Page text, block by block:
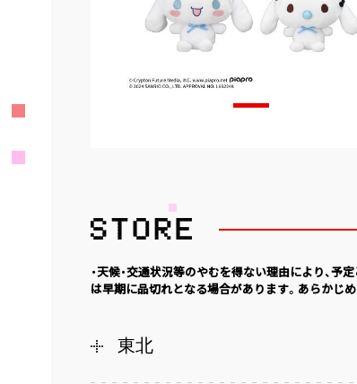
・天候・交通状況等のやむを得ない理由により、
は早期に品切れとなる場合があります。あらかじめ
東北